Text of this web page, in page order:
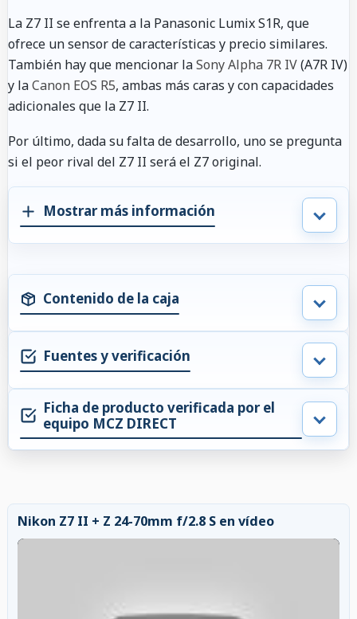
La Z7 II se enfrenta a la Panasonic Lumix S1R, que
ofrece un sensor de características y precio similares.
También hay que mencionar laSony Alpha 7R IV(A7R IV)
y laCanon EOS R5, ambas más caras y con capacidades
adicionales que la Z7 II.
Por último, dada su falta de desarrollo, uno se pregunta
si el peor rival del Z7 II será el Z7 original.
Mostrar más información
Contenido de la caja
Fuentes y verificación
Ficha de producto verificada por el
equipo MCZ DIRECT
Nikon Z7 II + Z 24-70mm f/2.8 S en vídeo